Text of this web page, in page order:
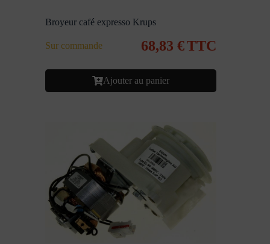
Broyeur café expresso Krups
Sur commande 68,83 €TTC
Ajouter au panier